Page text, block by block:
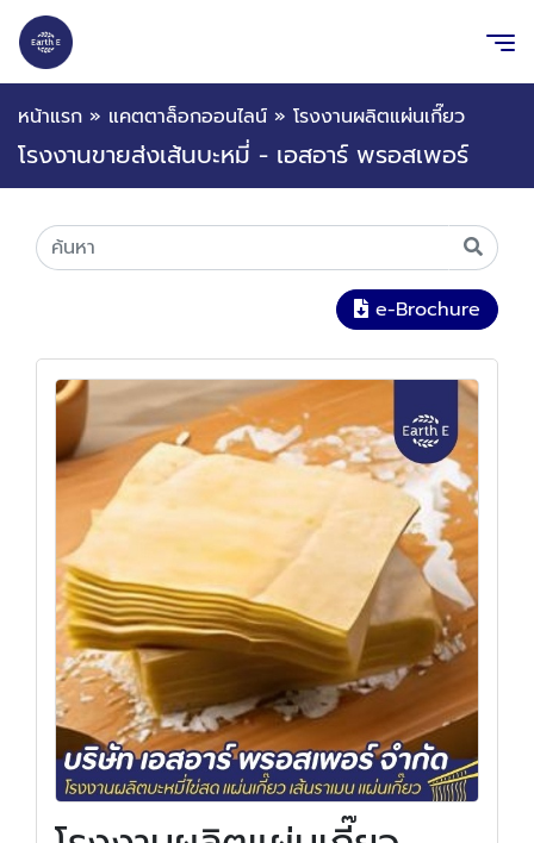
หน้าแรก » แคตตาล็อกออนไลน์ » โรงงานผลิตแผ่นเกี๊ยว
โรงงานขายส่งเส้นบะหมี่ - เอสอาร์ พรอสเพอร์
e-Brochure